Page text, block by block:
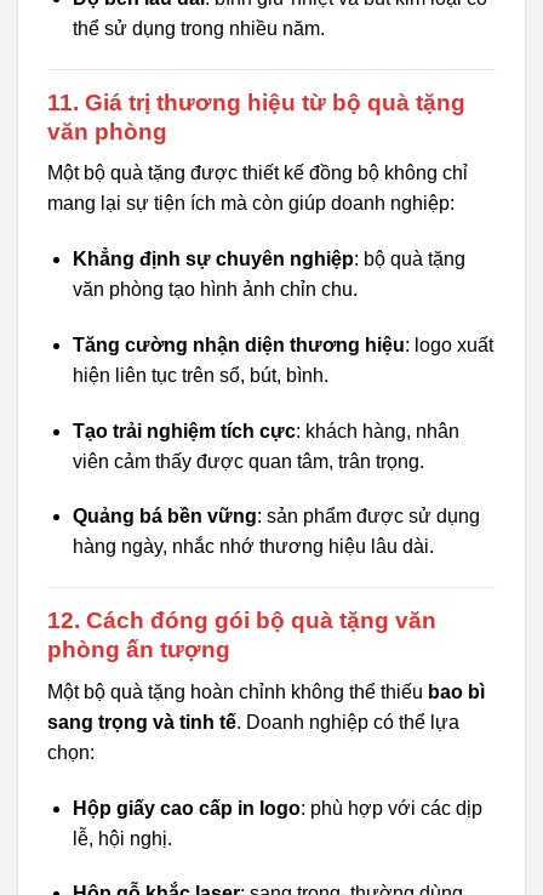
thể sử dụng trong nhiều năm.
11. Giá trị thương hiệu từ bộ quà tặng
văn phòng
Một bộ quà tặng được thiết kế đồng bộ không chỉ
mang lại sự tiện ích mà còn giúp doanh nghiệp:
Khẳng định sự chuyên nghiệp: bộ quà tặng
văn phòng tạo hình ảnh chỉn chu.
Tăng cường nhận diện thương hiệu: logo xuất
hiện liên tục trên sổ, bút, bình.
Tạo trải nghiệm tích cực: khách hàng, nhân
viên cảm thấy được quan tâm, trân trọng.
Quảng bá bền vững: sản phẩm được sử dụng
hàng ngày, nhắc nhớ thương hiệu lâu dài.
12. Cách đóng gói bộ quà tặng văn
phòng ấn tượng
Một bộ quà tặng hoàn chỉnh không thể thiếu bao bì
sang trọng và tinh tế. Doanh nghiệp có thể lựa
chọn:
Hộp giấy cao cấp in logo: phù hợp với các dịp
lễ, hội nghị.